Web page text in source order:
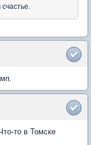
то в Томске